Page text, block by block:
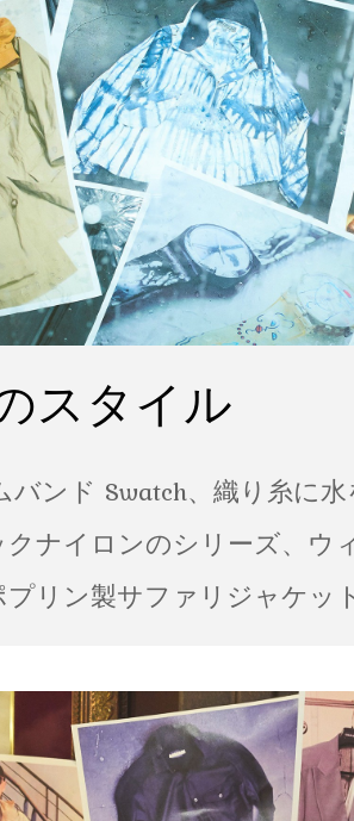
スタイル
ンド Swatch、織り糸に
ナイロンのシリーズ、ウ
リン製サファリジャケッ